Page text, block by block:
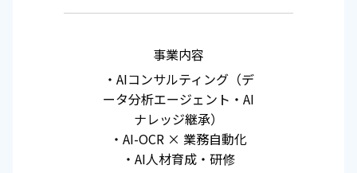
事業内容
・AIコンサルティング（デ
ータ分析エージェント・AI
ナレッジ継承）
・AI-OCR × 業務自動化
・AI人材育成・研修